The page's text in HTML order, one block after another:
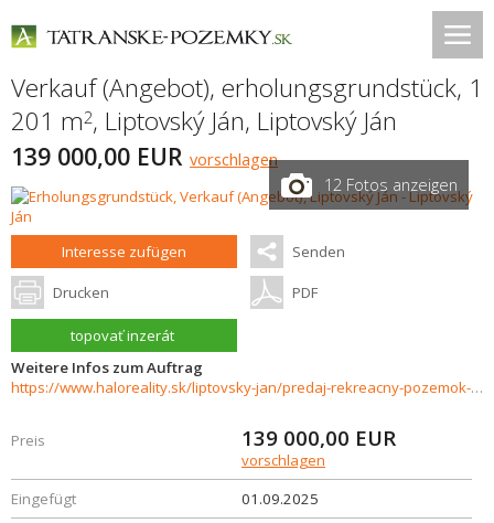
Verkauf (Angebot), erholungsgrundstück, 1
201 m2, Liptovský Ján, Liptovský Ján
139 000,00 EUR vorschlagen
12 Fotos anzeigen
Interesse zufügen Senden
Drucken PDF
topovať inzerát
Weitere Infos zum Auftrag
https://www.haloreality.sk/liptovsky-jan/predaj-rekreacny-pozemok-liptovsky-jan-blizko-termalnej-kade---exkluzivne-halo-reality/70565
Preis 139 000,00 EUR
vorschlagen
Eingefügt
01.09.2025